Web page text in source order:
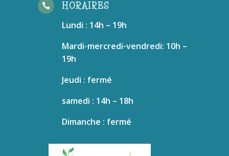
 HORAIRES
Lundi : 14h – 19h
Mardi-mercredi-vendredi: 10h –
19h
Jeudi : fermé
samedi : 14h – 18h
Dimanche : fermé